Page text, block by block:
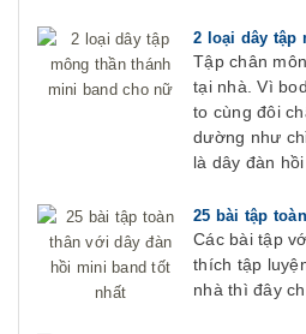
2 loại dây tập
Tập chân
tại nhà. Vì
to cùng đôi
dường như
là dây đàn hồi
25 bài tập
Các bài tập
thích tập
nhà thì đây